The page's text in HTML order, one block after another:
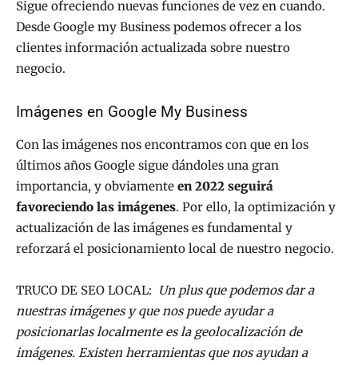
Sigue ofreciendo nuevas funciones de vez en cuando.
Desde Google my Business podemos ofrecer a los
clientes información actualizada sobre nuestro
negocio.
Imágenes en Google My Business
Con las imágenes nos encontramos con que en los
últimos años Google sigue dándoles una gran
importancia, y obviamente en 2022 seguirá
favoreciendo las imágenes. Por ello, la optimización y
actualización de las imágenes es fundamental y
reforzará el posicionamiento local de nuestro negocio.
TRUCO DE SEO LOCAL: Un plus que podemos dar a
nuestras imágenes y que nos puede ayudar a
posicionarlas localmente es la geolocalización de
imágenes. Existen herramientas que nos ayudan a